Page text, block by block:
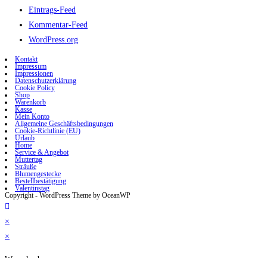
Eintrags-Feed
Kommentar-Feed
WordPress.org
Kontakt
Impressum
Impressionen
Datenschutzerklärung
Cookie Policy
Shop
Warenkorb
Kasse
Mein Konto
Allgemeine Geschäftsbedingungen
Cookie-Richtlinie (EU)
Urlaub
Home
Service & Angebot
Muttertag
Sträuße
Blumengestecke
Bestellbestätigung
Valentinstag
Copyright - WordPress Theme by OceanWP
×
×